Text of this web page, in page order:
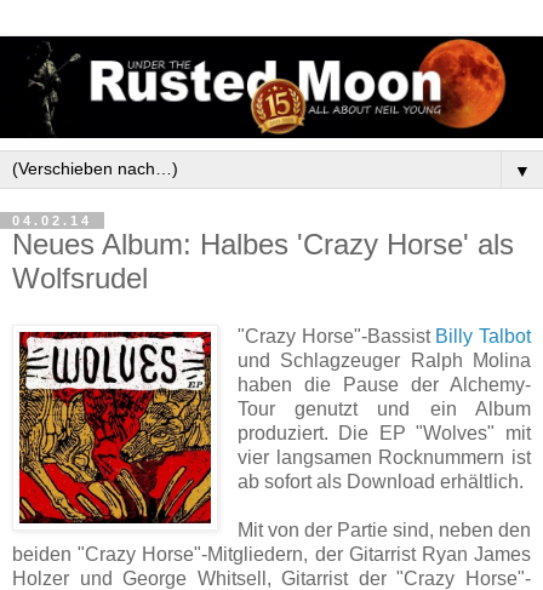
▼
04.02.14
Neues Album: Halbes 'Crazy Horse' als
Wolfsrudel
"Crazy Horse"-Bassist Billy Talbot
und Schlagzeuger Ralph Molina
haben die Pause der Alchemy-
Tour genutzt und ein Album
produziert. Die EP "Wolves" mit
vier langsamen Rocknummern ist
ab sofort als Download erhältlich.
Mit von der Partie sind, neben den
beiden "Crazy Horse"-Mitgliedern, der Gitarrist Ryan James
Holzer und George Whitsell, Gitarrist der "Crazy Horse"-